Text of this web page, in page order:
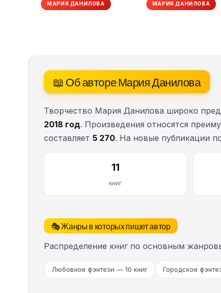
МАРИЯ ДАНИЛОВА МАРИЯ ДАНИЛОВА
📖 Об авторе Мария Данилова
Творчество Мария Данилова широко
2018 год. Произведения относятся
составляет 5 270. На новые публикации
11
книг
🎭 Жанры в которых пишет автор
Распределение книг по основным
Любовное фэнтези — 10 книг Городское